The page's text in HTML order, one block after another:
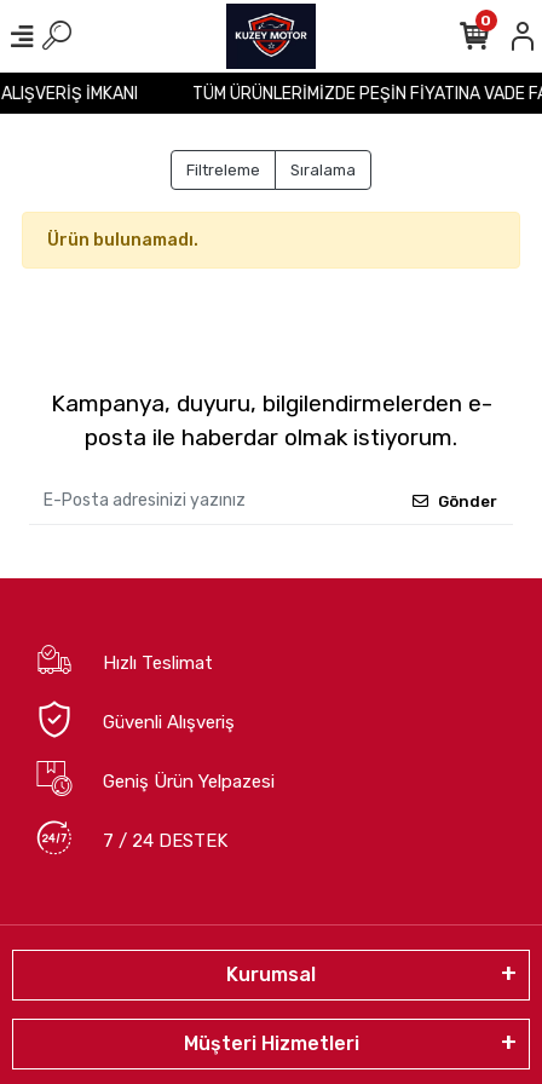
İMKANI TÜM ÜRÜNLERİMİZDE PEŞİN FİYATINA VADE
0
Filtreleme Sıralama
Ürün bulunamadı.
Kampanya, duyuru, bilgilendirmelerden e-
posta ile haberdar olmak istiyorum.
Gönder
Hızlı Teslimat
Güvenli Alışveriş
Geniş Ürün Yelpazesi
7 / 24 DESTEK
Kurumsal
Müşteri Hizmetleri